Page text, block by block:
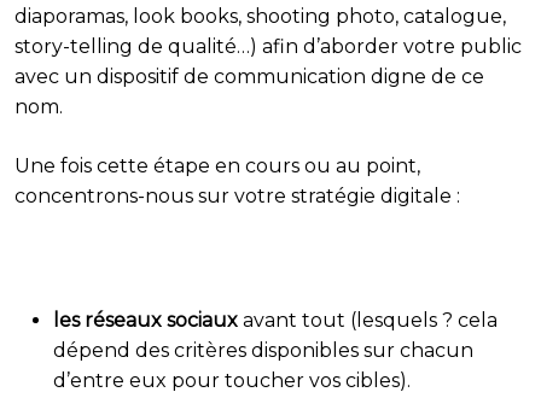
diaporamas, look books, shooting photo, catalogue,
story-telling de qualité…) afin d’aborder votre public
avec un dispositif de communication digne de ce
nom.
Une fois cette étape en cours ou au point,
concentrons-nous sur votre stratégie digitale :
les réseaux sociaux avant tout (lesquels ? cela
dépend des critères disponibles sur chacun
d’entre eux pour toucher vos cibles).